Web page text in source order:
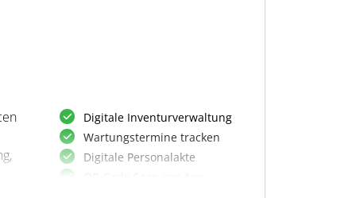
Digitale Inventurverwaltung
Wartungstermine tracken
Digitale Personalakte